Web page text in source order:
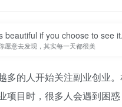
beautiful if you choose to see it.
愿意去发现，其实每一天都很美
多的人开始关注副业创业
项目时，很多人会遇到困